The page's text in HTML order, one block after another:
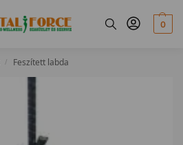
0
/ Feszített labda